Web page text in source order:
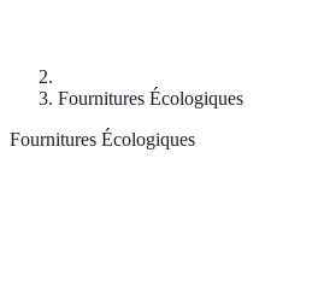
Fournitures Écologiques
Fournitures Écologiques